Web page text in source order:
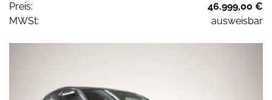
Preis:
46.999,00 €
MWSt:
ausweisbar